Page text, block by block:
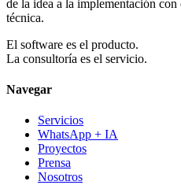
de la idea a la implementación
técnica.
El software es el producto.
La consultoría es el servicio.
Navegar
Servicios
WhatsApp + IA
Proyectos
Prensa
Nosotros